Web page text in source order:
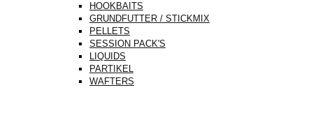
HOOKBAITS
GRUNDFUTTER / STICKMIX
PELLETS
SESSION PACK'S
LIQUIDS
PARTIKEL
WAFTERS